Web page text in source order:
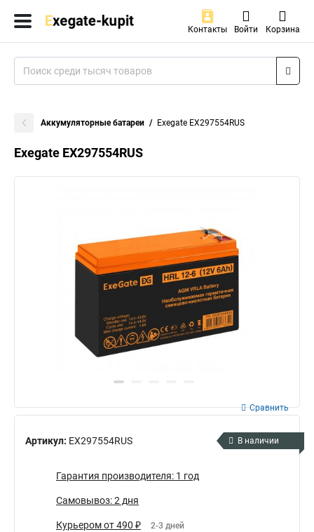
Контакты Войти Корзина
Аккумуляторные батареи Exegate EX297554RUS
Exegate EX297554RUS
Артикул: EX297554RUS
Сравнить
В наличии
Гарантия производителя: 1 год
Самовывоз: 2 дня
Курьером от 490 ₽ 2-3 дней